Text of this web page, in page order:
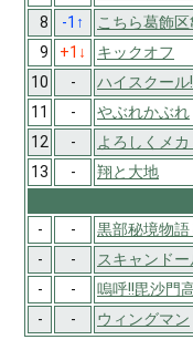
8
-1 ↑ こちら葛飾
9
+1 ↓ キックオフ
10
- ハイスクール
11
- やぶれかぶれ
12
- よろしくメカ
13
- 翔と大地
-
- 黒部秘境物
-
- スキャンドー
-
- 嗚呼!!毘沙門
-
- ウィングマン